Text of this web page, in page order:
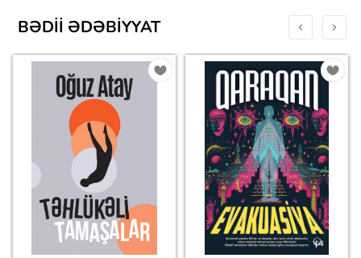
BƏDII ƏDƏBIYYAT